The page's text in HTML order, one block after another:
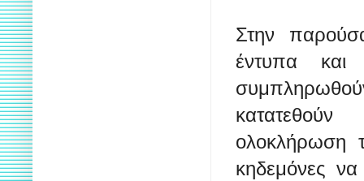
Στην
έντυπα
ολοκλήρωση
κηδεμόνες